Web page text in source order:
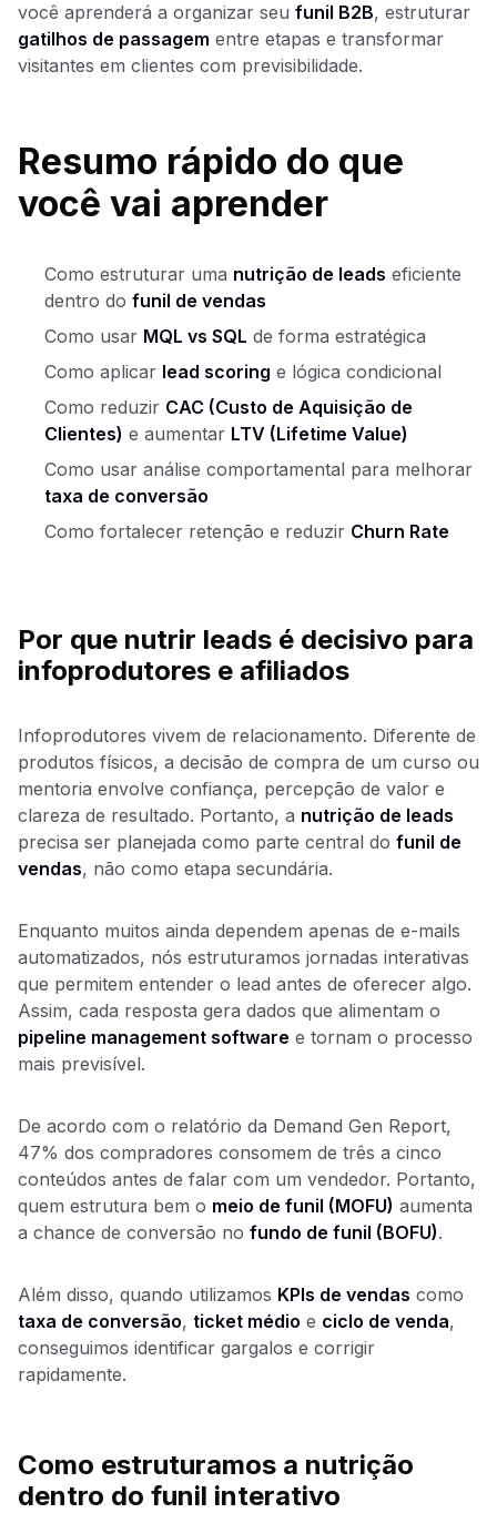
você aprenderá a organizar seu funil B2B, estruturar
gatilhos de passagem entre etapas e transformar
visitantes em clientes com previsibilidade.
Resumo rápido do que
você vai aprender
Como estruturar uma nutrição de leads eficiente
dentro do funil de vendas
Como usar MQL vs SQL de forma estratégica
Como aplicar lead scoring e lógica condicional
Como reduzir CAC (Custo de Aquisição de
Clientes) e aumentar LTV (Lifetime Value)
Como usar análise comportamental para melhorar
taxa de conversão
Como fortalecer retenção e reduzir Churn Rate
Por que nutrir leads é decisivo para
infoprodutores e afiliados
Infoprodutores vivem de relacionamento. Diferente de
produtos físicos, a decisão de compra de um curso ou
mentoria envolve confiança, percepção de valor e
clareza de resultado. Portanto, a nutrição de leads
precisa ser planejada como parte central do funil de
vendas, não como etapa secundária.
Enquanto muitos ainda dependem apenas de e-mails
automatizados, nós estruturamos jornadas interativas
que permitem entender o lead antes de oferecer algo.
Assim, cada resposta gera dados que alimentam o
pipeline management software e tornam o processo
mais previsível.
De acordo com o relatório da Demand Gen Report,
47% dos compradores consomem de três a cinco
conteúdos antes de falar com um vendedor. Portanto,
quem estrutura bem o meio de funil (MOFU) aumenta
a chance de conversão no fundo de funil (BOFU).
Além disso, quando utilizamos KPIs de vendas como
taxa de conversão, ticket médio e ciclo de venda,
conseguimos identificar gargalos e corrigir
rapidamente.
Como estruturamos a nutrição
dentro do funil interativo